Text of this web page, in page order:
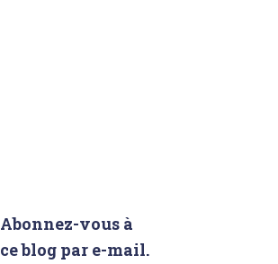
Abonnez-vous à
ce blog par e-mail.